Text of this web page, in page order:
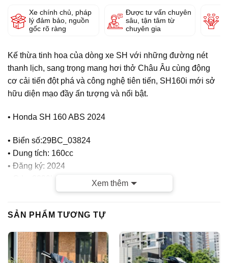
Xe chính chủ, pháp
lý đảm bảo, nguồn
gốc rõ ràng
Được tư vấn chuyên
sâu, tận tâm từ
chuyên gia
Kế thừa tinh hoa của dòng xe SH với những đường nét
thanh lịch, sang trọng mang hơi thở Châu Âu cùng động
cơ cải tiến đột phá và công nghệ tiên tiến, SH160i mới sở
hữu diện mạo đầy ấn tượng và nổi bật.
• Honda SH 160 ABS 2024
• Biển số:29BC_03824
• Dung tích: 160cc
• Đăng ký: 2024
• Odo: 3000km (ogirinal)
• Màu Xi Măng
– Giá thành hợp lý
Xem thêm
SẢN PHẨM TƯƠNG TỰ